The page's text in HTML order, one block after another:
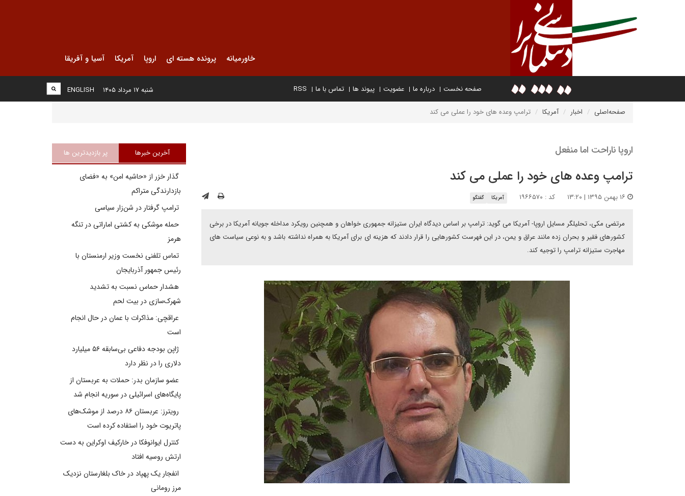
خاورمیانه پرونده هسته ای اروپا آمریکا آسیا و آفریقا
صفحه نخست درباره ما عضویت پیوند ها تماس با ما RSS
ENGLISH شنبه ۱۷ مرداد ۱۴۰۵
صفحه‌اصلی اخبار آمریکا ترامپ وعده های خود را عملی می کند
اروپا ناراحت اما منفعل
ترامپ وعده های خود را عملی می کند
کد : ۱۹۶۶۵۷۰ آمریکا گفتگو
مرتضی مکی، تحلیلگر مسایل اروپا- آمریکا می گوید: ترامپ بر اساس دیدگاه ایران ستیزانه جمهوری خواهان و همچنین رویکرد مداخله جویانه آمریکا در برخی
کشورهای فقیر و بحران زده مانند عراق و یمن، در این فهرست کشورهایی را قرار دادند که هزینه ای برای آمریکا به همراه نداشته باشد و به نوعی سیاست های
مهاجرت ستیزانه ترامپ را توجیه کند.
آخرین خبرها پر بازدیدترین ها
گذار خزر از «حاشیه امن» به «فضای
بازدارندگی متراکم
ترامپ گرفتار در شن‌زار سیاسی
حمله موشکی به کشتی اماراتی در تنگه
هرمز
تماس تلفنی نخست وزیر ارمنستان با
رئیس جمهور آذربایجان
هشدار حماس نسبت به تشدید
شهرک‌سازی در بیت‌ لحم
عراقچی: مذاکرات با عمان در حال انجام
است
ژاپن بودجه دفاعی بی‌سابقه ۵۶ میلیارد
دلاری را در نظر دارد
عضو سازمان بدر: حملات به عربستان از
پایگاه‌های اسرائیلی در سوریه انجام شد
رویترز: عربستان ۸۶ درصد از موشک‌های
پاتریوت خود را استفاده کرده است
کنترل ایوانوفکا در خارکیف اوکراین به دست
ارتش روسیه افتاد
انفجار یک پهپاد در خاک بلغارستان نزدیک
مرز رومانی